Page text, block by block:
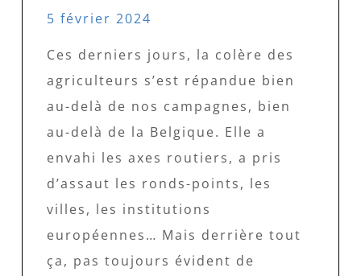
5 février 2024
Ces derniers jours, la colère des
agriculteurs s’est répandue bien
au-delà de nos campagnes, bien
au-delà de la Belgique. Elle a
envahi les axes routiers, a pris
d’assaut les ronds-points, les
villes, les institutions
européennes… Mais derrière tout
ça, pas toujours évident de